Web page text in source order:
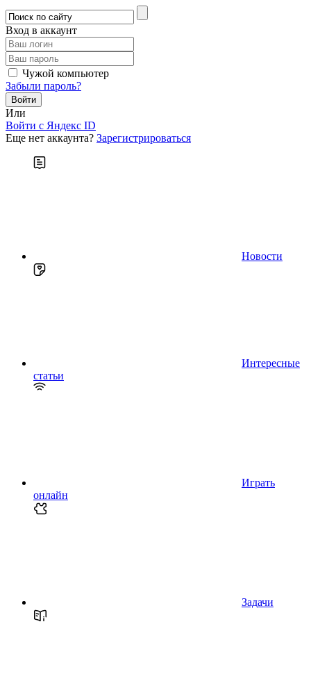
Вход в аккаунт
Чужой компьютер
Забыли пароль?
Или
Войти c Яндекс ID
Еще нет аккаунта? Зарегистрироваться
Новости
Интересные
статьи
Играть
онлайн
Задачи